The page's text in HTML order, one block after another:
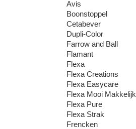
Avis
Boonstoppel
Cetabever
Dupli-Color
Farrow and Ball
Flamant
Flexa
Flexa Creations
Flexa Easycare
Flexa Mooi Makkelijk
Flexa Pure
Flexa Strak
Frencken